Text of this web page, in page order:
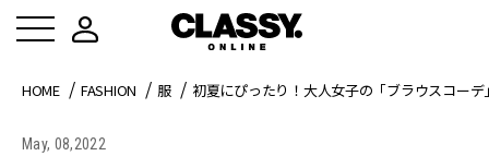
HOME FASHION 服 初夏にぴったり！大人女子の「ブラウスコー
May, 08,2022